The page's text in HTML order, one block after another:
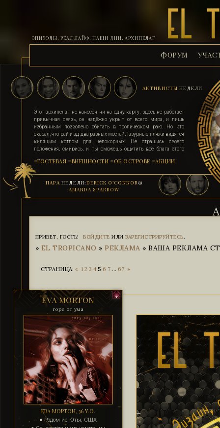
ЭПИЗОДЫ, РЕАЛ ЛАЙФ, НАШИ ДНИ, АРХИПЕЛАГ
ПАРА НЕДЕЛИ:DERICK O’CONNOR&
AMANDA SPARROW
#ГОСТЕВАЯ #ВНЕШНОСТИ #ОБ ОСТРОВЕ #АКЦИИ
Этот архипелаг не нанесён ни на одну карту, здесь не работает
привычная связь, он надёжно укрыт от всего мира, и лишь
избранным позволено обитать в тропическом раю. Но кто
сказал, что рай и ад два разных места? Лазурные пляжи видятся
кипящим котлом для непокорных. Не страшись своего
положения, смирись, и ты сможешь ощутить все блага этого
адептом. Выбери для себя стезю, ступай по ней, гордо неся статус
рабыни, иначе тебя силой поставят на колени. Помни, ад на
АКТИВИСТЫ НЕДЕЛИ
ФОРУМ
ПРИВЕТ, ГОСТЬ! ВОЙДИТЕ ИЛИЗАРЕГИСТРИРУЙТЕСЬ.
» EL TROPICANO »РЕКЛАМА »ВАША РЕКЛАМА
СТРАНИЦА: « 1 2 3 4 5 6 7 … 67 »
EVA MORTON
горе от ума
ЕВА МОРТОН, 36 Y.O.
● Родом из Юты, США